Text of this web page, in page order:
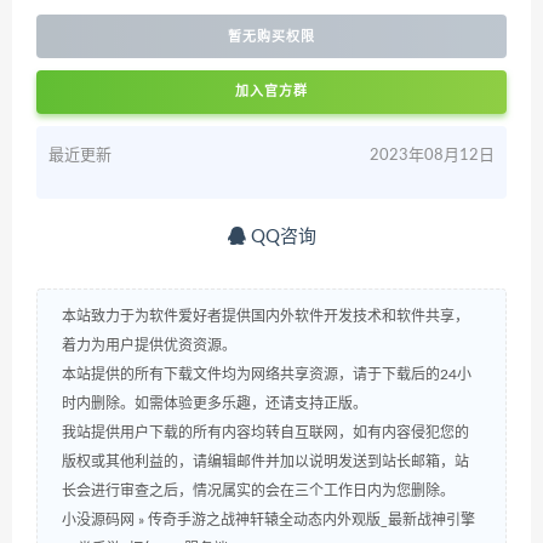
暂无购买权限
加入官方群
最近更新 2023年08月12日
QQ咨询
本站致力于为软件爱好者提供国内外软件开发技术和软件共享，
着力为用户提供优资资源。
本站提供的所有下载文件均为网络共享资源，请于下载后的24小
时内删除。如需体验更多乐趣，还请支持正版。
我站提供用户下载的所有内容均转自互联网，如有内容侵犯您的
版权或其他利益的，请编辑邮件并加以说明发送到站长邮箱，站
长会进行审查之后，情况属实的会在三个工作日内为您删除。
小没源码网 » 传奇手游之战神轩辕全动态内外观版_最新战神引擎